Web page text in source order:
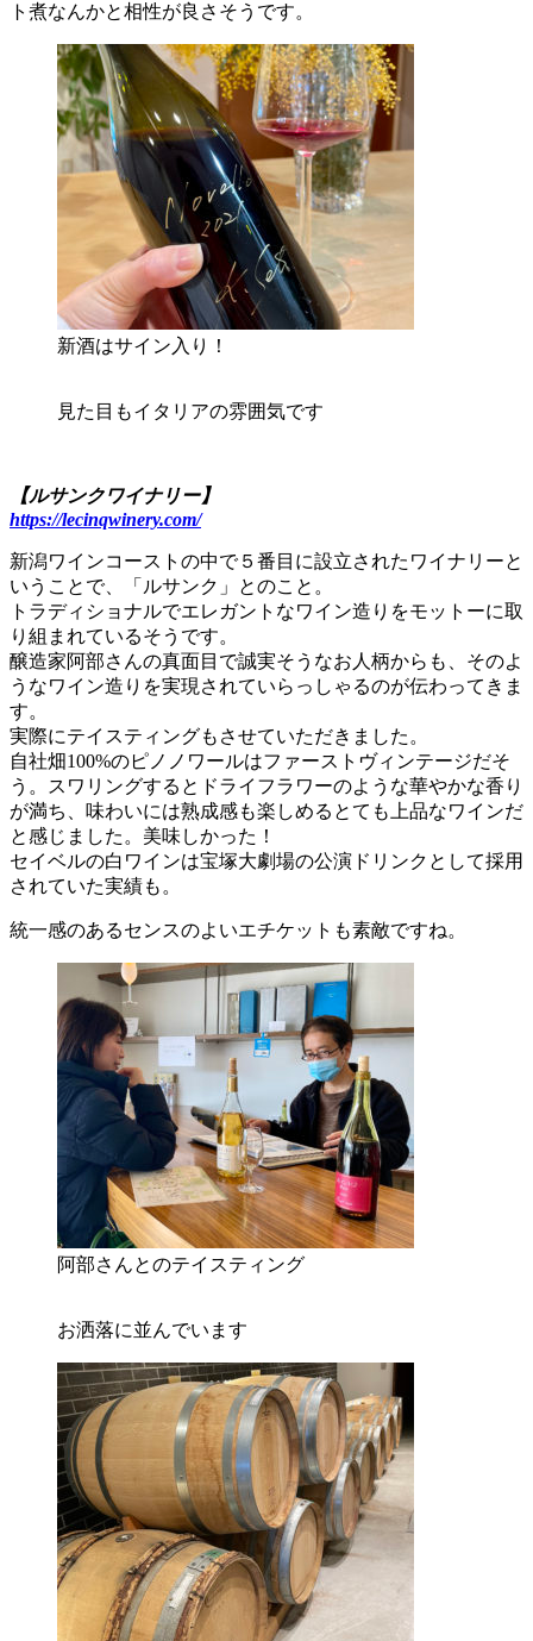
ト煮なんかと相性が良さそうです。
新酒はサイン入り！
見た目もイタリアの雰囲気です
【ルサンクワイナリー】
https://lecinqwinery.com/
新潟ワインコーストの中で５番目に設立されたワイナリーと
いうことで、「ルサンク」とのこと。
トラディショナルでエレガントなワイン造りをモットーに取
り組まれているそうです。
醸造家阿部さんの真面目で誠実そうなお人柄からも、そのよ
うなワイン造りを実現されていらっしゃるのが伝わってきま
す。
実際にテイスティングもさせていただきました。
自社畑100%のピノノワールはファーストヴィンテージだそ
う。スワリングするとドライフラワーのような華やかな香り
が満ち、味わいには熟成感も楽しめるとても上品なワインだ
と感じました。美味しかった！
セイベルの白ワインは宝塚大劇場の公演ドリンクとして採用
されていた実績も。
統一感のあるセンスのよいエチケットも素敵ですね。
阿部さんとのテイスティング
お洒落に並んでいます